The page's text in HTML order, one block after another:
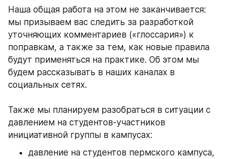
Наша общая работа на этом не заканчивается:
мы призываем вас следить за разработкой
уточняющих комментариев («глоссария») к
поправкам, а также за тем, как новые правила
будут применяться на практике. Об этом мы
будем рассказывать в наших каналах в
социальных сетях.
Также мы планируем разобраться в ситуации с
давлением на студентов-участников
инициативной группы в кампусах:
давление на студентов пермского кампуса,